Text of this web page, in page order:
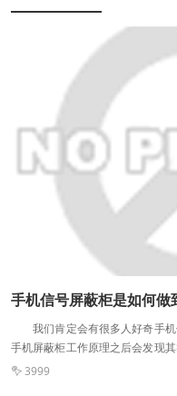
电子保密柜。购买电子保密柜
价格比普通电子保密柜贵得多，
质量差的电子机密电子保密柜，
要数据可能会丢失，这对公司
电子保密柜的电子密码锁也不同
家保密局认证的电子密码锁。在
码锁是否已经过国家保密局的
柜的功能不仅仅是增加一个电子
会发出报警。毕竟，几千天来都
据添加更多的保护措施。
我们肯定会有很多人好奇手机
手机屏蔽柜工作原理之后会发现
单来概述的话就是屏蔽柜内部通
 3999